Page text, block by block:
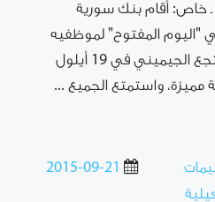
ـ خاص: أقام بنك سورية
"اليوم المفتوح" لموظفيه
وعائلاتهم بمنتجع الجيميني في 19 أيلول
2015-09-21